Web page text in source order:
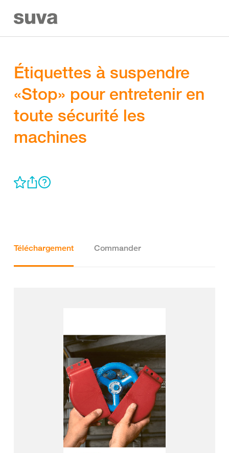
Étiquettes à suspendre
«Stop» pour entretenir en
toute sécurité les
machines
Téléchargement Commander